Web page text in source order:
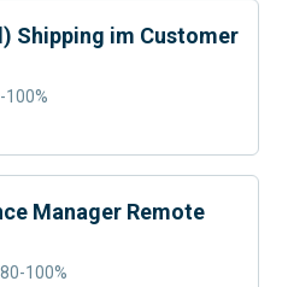
Shipping im Customer
100%
Manager Remote
80-100%